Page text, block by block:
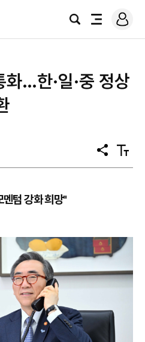
검
전
로
그
…한·일·중 정상
공
유
텍
스
텀 강화 희망"